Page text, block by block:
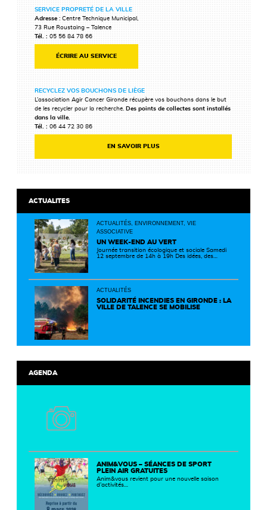
SERVICE PROPRETÉ DE LA VILLE
Adresse: Centre Technique Municipal,
73 Rue Roustaing – Talence
Tél. :05 56 84 78 66
ÉCRIRE AU SERVICE
RECYCLEZ VOS BOUCHONS DE LIÈGE
L’association Agir Cancer Gironde récupère vos bouchons dans le but
de les recycler pour la recherche. Des points de collectes sont installés
dans la ville.
Tél. :06 44 72 30 86
EN SAVOIR PLUS
ACTUALITES
ACTUALITÉS, ENVIRONNEMENT, VIE
ASSOCIATIVE
UN WEEK-END AU VERT
Journée transition écologique et sociale Samedi
12 septembre de 14h à 19h Des idées, des
un territoire plus durable et solidaire.
ACTUALITÉS
SOLIDARITÉ INCENDIES EN GIRONDE : LA
VILLE DE TALENCE SE MOBILISE
AGENDA
ANIM&VOUS – SÉANCES DE SPORT
PLEIN AIR GRATUITES
Anim&vous revient pour une nouvelle saison
d’activités…